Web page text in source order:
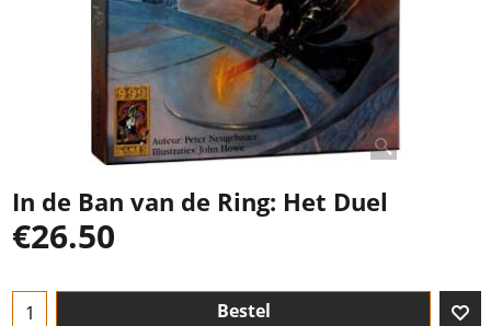
In de Ban van de Ring: Het Duel
€26.50
Bestel